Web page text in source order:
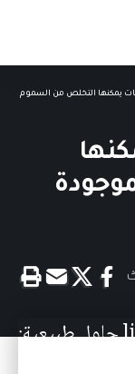
يمكنها التخلص من السموم